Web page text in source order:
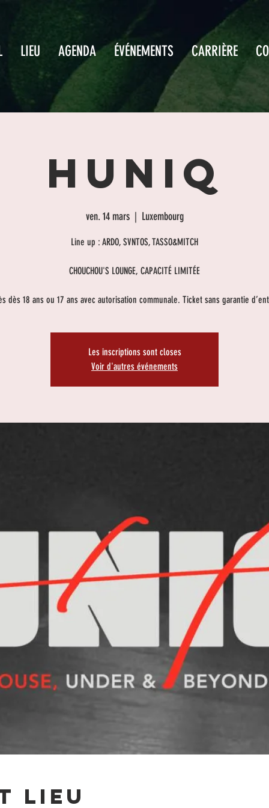
LIEU AGENDA ÉVÉNEMENTS CARRIÈRE
HUNIQ
ven. 14 mars
  |
Luxembourg
Line up : ARDO, SVNTOS, TASSO&MITCH
CHOUCHOU'S LOUNGE, CAPACITÉ LIMITÉE
dès 18 ans ou 17 ans avec autorisation communale. Ticket sans garantie
Les inscriptions sont closes
Voir d'autres événements
lieu